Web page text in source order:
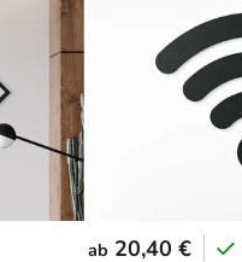
ab 20,40 €